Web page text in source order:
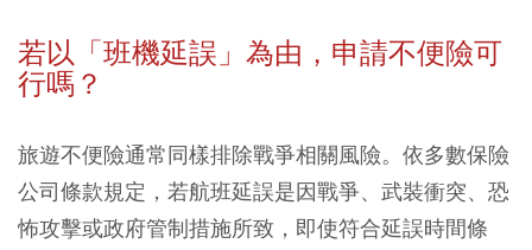
若以「班機延誤」為由，申請不便險可
行嗎？
旅遊不便險通常同樣排除戰爭相關風險。依多數保險
公司條款規定，若航班延誤是因戰爭、武裝衝突、恐
怖攻擊或政府管制措施所致，即使符合延誤時間條